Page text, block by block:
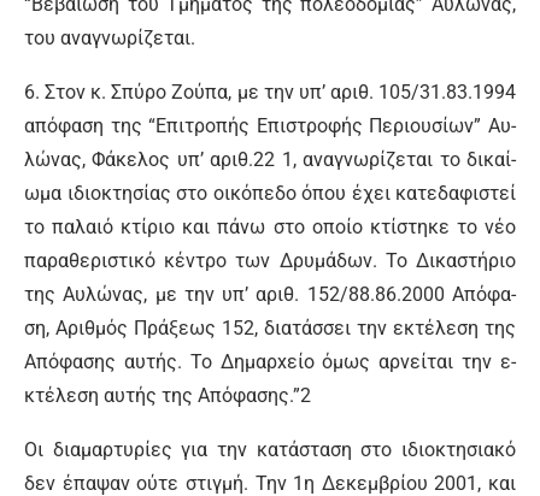
του α­να­γνω­ρί­ζε­ται.
6. Στον κ. Σπύ­ρο Ζού­πα, με την υπ’ α­ριθ. 105/31.83.1994
α­πό­φα­ση της “Ε­πι­τρο­πής Ε­πι­στρο­φής Πε­ριου­σί­ων” Αυ­
λώ­νας, Φά­κε­λος υπ’ α­ριθ.22 1, α­να­γνω­ρί­ζε­ται το δι­καί­
ω­μα ι­διο­κτη­σί­ας στο οι­κό­πε­δο ό­που έ­χει κα­τε­δα­φι­στεί
το πα­λαιό κτί­ριο και πά­νω στο ο­ποί­ο κτί­στη­κε το νέ­ο
πα­ρα­θε­ρι­στι­κό κέ­ντρο των Δρυ­μά­δων. Το Δι­κα­στή­ριο
της Αυ­λώ­νας, με την υπ’ α­ριθ. 152/88.86.2000 Α­πό­φα­
ση, Α­ριθ­μός Πρά­ξε­ως 152, δια­τάσ­σει την ε­κτέ­λε­ση της
Α­πό­φα­σης αυ­τής. Το Δη­μαρxεί­ο ό­μως αρ­νεί­ται την ε­
κτέ­λε­ση αυ­τής της Α­πό­φα­σης.”2
Οι δια­μαρ­τυ­ρί­ες για την κα­τά­στα­ση στο ι­διο­κτη­σια­κό
δεν έ­πα­ψαν ού­τε στιγ­μή. Την 1η Δε­κεμ­βρί­ου 2001, και